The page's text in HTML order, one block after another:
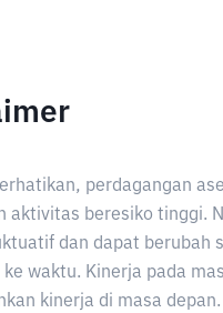
perdagangan
aktivitas beresiko tinggi.
dan dapat berubah
waktu. Kinerja pada
kinerja di masa